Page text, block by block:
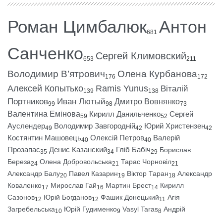
Роман Цимбалюк681 Антон
Санченко653 Сергей Климовский211
Володимир В’ятрович176 Олена Курбанова172
Алексей Копытько139 Ramis Yunus138 Віталій
Портников99 Иван Лютый98 Дмитро Вовнянко73
Валентина Емінова59 Кирилл Данильченко52 Сергей
Ауслендер49 Володимир Завгородній42 Юрий Христензен42
Костянтин Машовець40 Олексій Петров40 Валерій
Прозапас35 Денис Казанский34 Гліб Бабіч29 Борислав
Береза24 Олена Добровольська21 Тарас Чорновіл21
Александр Балу20 Павел Казарин19 Віктор Таран18 Александр
Коваленко17 Мирослав Гай16 Мартин Брест14 Кирилл
Сазонов12 Юрій Богданов12 Фашик Донецький11 Агія
Загребельська10 Юрій Гудименко9 Vasyl Taras8 Андрій